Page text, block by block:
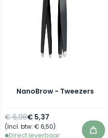
NanoBrow - Tweezers
Speciale prijs
€ 5,37
Normale prijs
€ 6,98
(Incl. btw: € 6,50)
Direct leverbaar In